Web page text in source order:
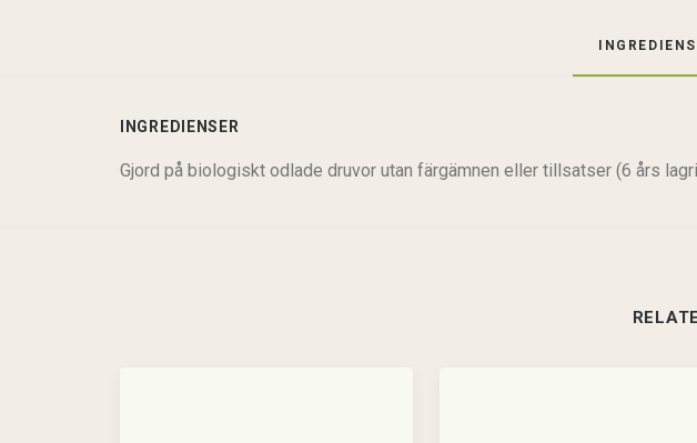
INGREDIENSER
Gjord på biologiskt odlade druvor utan färgämnen eller tillsatser (6 års